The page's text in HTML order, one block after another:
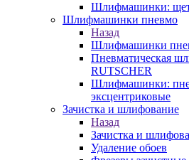
Шлифмашинки:
Шлифмашинки пневмо
Назад
Шлифмашинки
Пневматическая
RUTSCHER
Шлифмашинки:
эксцентриковые
Зачистка и шлифование
Назад
Зачистка и
Удаление обоев